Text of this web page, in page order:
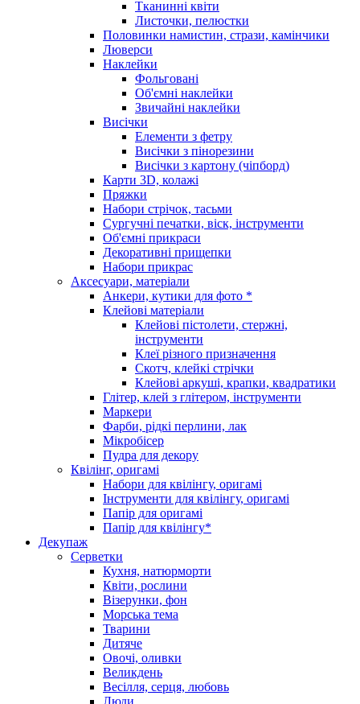
Тканинні квіти
Листочки, пелюстки
Половинки намистин, стрази, камінчики
Люверси
Наклейки
Фольговані
Об'ємні наклейки
Звичайні наклейки
Висічки
Елементи з фетру
Висічки з пінорезини
Висічки з картону (чіпборд)
Карти 3D, колажі
Пряжки
Набори стрічок, тасьми
Сургучні печатки, віск, інструменти
Об'ємні прикраси
Декоративні прищепки
Набори прикрас
Аксесуари, матеріали
Анкери, кутики для фото *
Клейові матеріали
Клейові пістолети, стержні,
інструменти
Клеї різного призначення
Скотч, клейкі стрічки
Клейові аркуші, крапки, квадратики
Глітер, клей з глітером, інструменти
Маркери
Фарби, рідкі перлини, лак
Мікробісер
Пудра для декору
Квілінг, оригамі
Набори для квілінгу, оригамі
Інструменти для квілінгу, оригамі
Папір для оригамі
Папір для квілінгу*
Декупаж
Серветки
Кухня, натюрморти
Квіти, рослини
Візерунки, фон
Морська тема
Тварини
Дитяче
Овочі, оливки
Великдень
Весілля, серця, любовь
Люди